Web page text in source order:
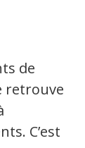
de
retrouve
C’est